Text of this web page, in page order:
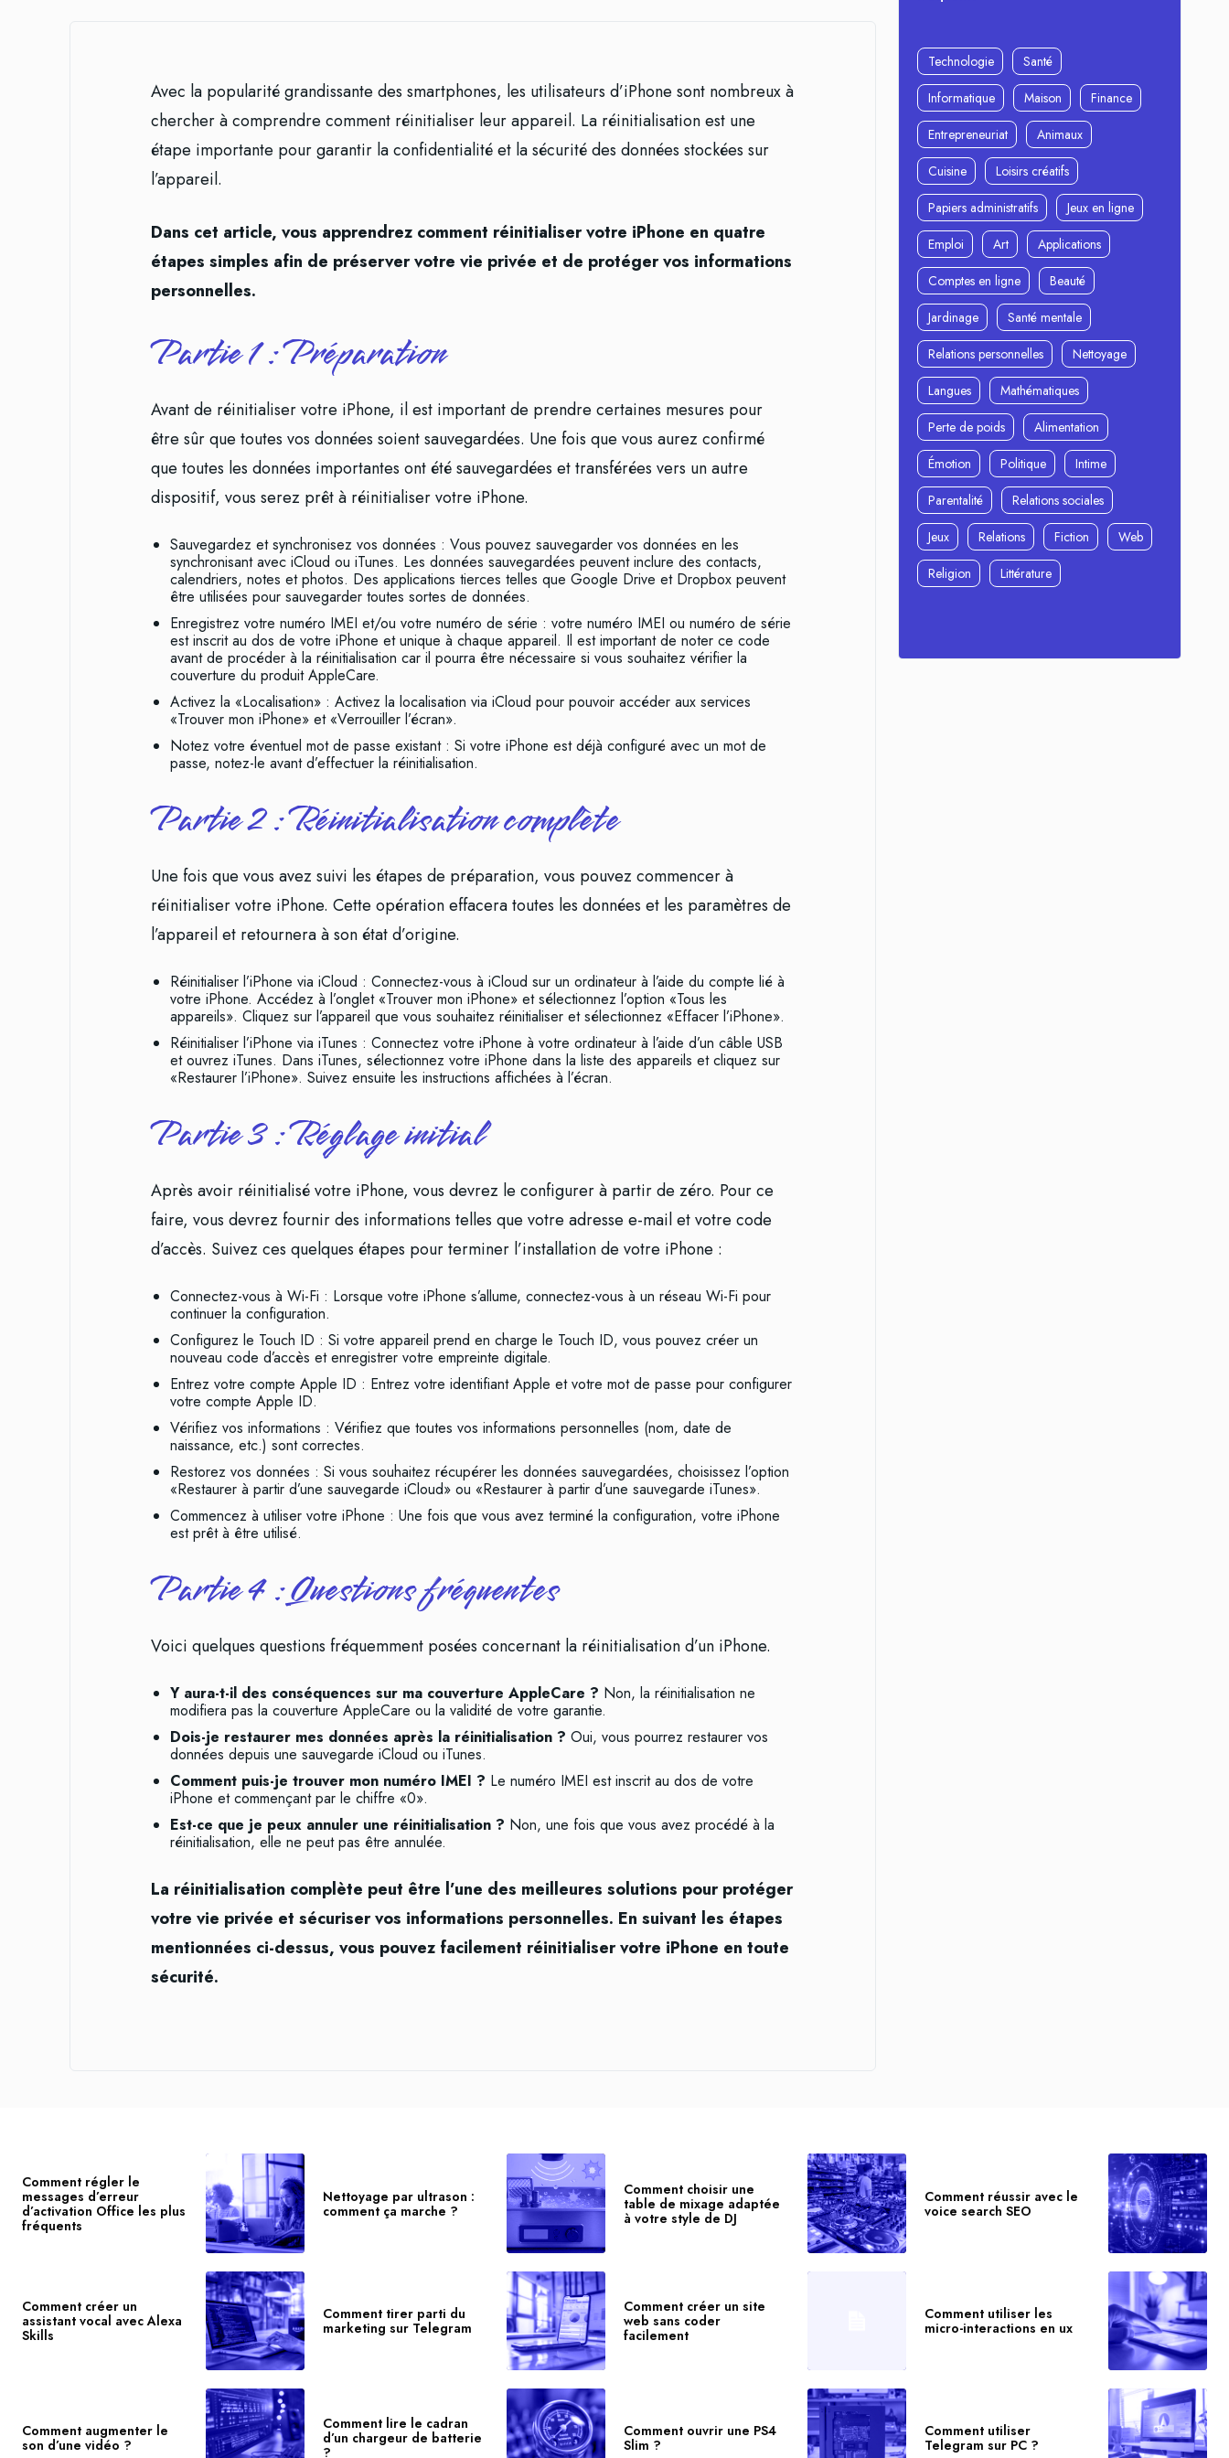
Avec la popularité grandissante des smartphones, les utilisateurs d’iPhone sont nombreux à
chercher à comprendre comment réinitialiser leur appareil. La réinitialisation est une
étape importante pour garantir la confidentialité et la sécurité des données stockées sur
l’appareil.
Dans cet article, vous apprendrez comment réinitialiser votre iPhone en quatre
étapes simples afin de préserver votre vie privée et de protéger vos informations
personnelles.
Partie 1 : Préparation
Avant de réinitialiser votre iPhone, il est important de prendre certaines mesures pour
être sûr que toutes vos données soient sauvegardées. Une fois que vous aurez confirmé
que toutes les données importantes ont été sauvegardées et transférées vers un autre
dispositif, vous serez prêt à réinitialiser votre iPhone.
Sauvegardez et synchronisez vos données : Vous pouvez sauvegarder vos données en les
synchronisant avec iCloud ou iTunes. Les données sauvegardées peuvent inclure des contacts,
calendriers, notes et photos. Des applications tierces telles que Google Drive et Dropbox peuvent
être utilisées pour sauvegarder toutes sortes de données.
Enregistrez votre numéro IMEI et/ou votre numéro de série : votre numéro IMEI ou numéro de série
est inscrit au dos de votre iPhone et unique à chaque appareil. Il est important de noter ce code
avant de procéder à la réinitialisation car il pourra être nécessaire si vous souhaitez vérifier la
couverture du produit AppleCare.
Activez la «Localisation» : Activez la localisation via iCloud pour pouvoir accéder aux services
«Trouver mon iPhone» et «Verrouiller l’écran».
Notez votre éventuel mot de passe existant : Si votre iPhone est déjà configuré avec un mot de
passe, notez-le avant d’effectuer la réinitialisation.
Partie 2 : Réinitialisation complète
Une fois que vous avez suivi les étapes de préparation, vous pouvez commencer à
réinitialiser votre iPhone. Cette opération effacera toutes les données et les paramètres de
l’appareil et retournera à son état d’origine.
Réinitialiser l’iPhone via iCloud : Connectez-vous à iCloud sur un ordinateur à l’aide du compte lié à
votre iPhone. Accédez à l’onglet «Trouver mon iPhone» et sélectionnez l’option «Tous les
appareils». Cliquez sur l’appareil que vous souhaitez réinitialiser et sélectionnez «Effacer l’iPhone».
Réinitialiser l’iPhone via iTunes : Connectez votre iPhone à votre ordinateur à l’aide d’un câble USB
et ouvrez iTunes. Dans iTunes, sélectionnez votre iPhone dans la liste des appareils et cliquez sur
«Restaurer l’iPhone». Suivez ensuite les instructions affichées à l’écran.
Partie 3 : Réglage initial
Après avoir réinitialisé votre iPhone, vous devrez le configurer à partir de zéro. Pour ce
faire, vous devrez fournir des informations telles que votre adresse e-mail et votre code
d’accès. Suivez ces quelques étapes pour terminer l’installation de votre iPhone :
Connectez-vous à Wi-Fi : Lorsque votre iPhone s’allume, connectez-vous à un réseau Wi-Fi pour
continuer la configuration.
Configurez le Touch ID : Si votre appareil prend en charge le Touch ID, vous pouvez créer un
nouveau code d’accès et enregistrer votre empreinte digitale.
Entrez votre compte Apple ID : Entrez votre identifiant Apple et votre mot de passe pour configurer
votre compte Apple ID.
Vérifiez vos informations : Vérifiez que toutes vos informations personnelles (nom, date de
naissance, etc.) sont correctes.
Restorez vos données : Si vous souhaitez récupérer les données sauvegardées, choisissez l’option
«Restaurer à partir d’une sauvegarde iCloud» ou «Restaurer à partir d’une sauvegarde iTunes».
Commencez à utiliser votre iPhone : Une fois que vous avez terminé la configuration, votre iPhone
est prêt à être utilisé.
Partie 4 : Questions fréquentes
Voici quelques questions fréquemment posées concernant la réinitialisation d’un iPhone.
Y aura-t-il des conséquences sur ma couverture AppleCare ? Non, la réinitialisation ne
modifiera pas la couverture AppleCare ou la validité de votre garantie.
Dois-je restaurer mes données après la réinitialisation ? Oui, vous pourrez restaurer vos
données depuis une sauvegarde iCloud ou iTunes.
Comment puis-je trouver mon numéro IMEI ? Le numéro IMEI est inscrit au dos de votre
iPhone et commençant par le chiffre «0».
Est-ce que je peux annuler une réinitialisation ? Non, une fois que vous avez procédé à la
réinitialisation, elle ne peut pas être annulée.
La réinitialisation complète peut être l’une des meilleures solutions pour protéger
votre vie privée et sécuriser vos informations personnelles. En suivant les étapes
mentionnées ci-dessus, vous pouvez facilement réinitialiser votre iPhone en toute
sécurité.
Technologie
Santé
Informatique
Maison
Finance
Entrepreneuriat
Animaux
Cuisine
Loisirs créatifs
Papiers administratifs
Jeux en ligne
Emploi
Art
Applications
Comptes en ligne
Beauté
Jardinage
Santé mentale
Relations personnelles
Nettoyage
Langues
Mathématiques
Perte de poids
Alimentation
Émotion
Politique
Intime
Parentalité
Relations sociales
Jeux
Relations Fiction
Web
Religion
Littérature
Comment régler le
messages d’erreur
d’activation Office les plus
fréquents
Nettoyage par ultrason :
comment ça marche ?
Comment choisir une
table de mixage adaptée
à votre style de DJ
Comment réussir avec le
voice search SEO
Comment créer un
assistant vocal avec Alexa
Skills
Comment tirer parti du
marketing sur Telegram
Comment créer un site
web sans coder
facilement
Comment utiliser les
micro-interactions en ux
Comment augmenter le
son d’une vidéo ?
Comment lire le cadran
d’un chargeur de batterie
?
Comment ouvrir une PS4
Slim ?
Comment utiliser
Telegram sur PC ?